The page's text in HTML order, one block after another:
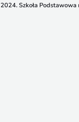
Szkoła Podstawowa